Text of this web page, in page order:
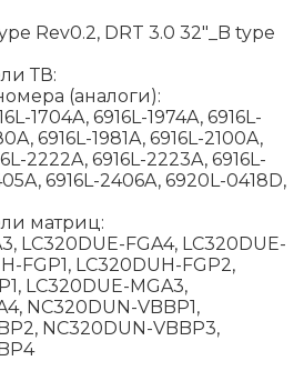
Rev0.2, DRT 3.0 32"_B type
ТВ:
(аналоги):
1704A, 6916L-1974A, 6916L-
6916L-1981A, 6916L-2100A,
2222A, 6916L-2223A, 6916L-
6916L-2406A, 6920L-0418D,
матриц:
LC320DUE-FGA4, LC320DUE-
FGP1, LC320DUH-FGP2,
LC320DUE-MGA3,
NC320DUN-VBBP1,
NC320DUN-VBBP3,